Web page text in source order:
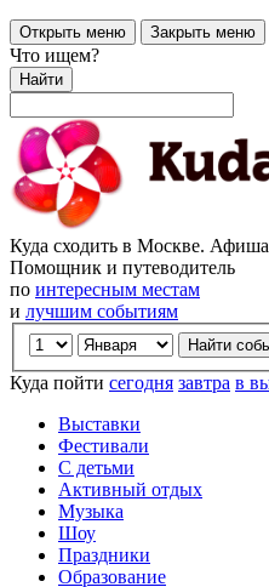
Открыть меню Закрыть меню
Что ищем?
Найти
Куда сходить в Москве. Афиша
Помощник и путеводитель
по интересным местам
и лучшим событиям
Куда пойти сегодня завтра в
Выставки
Фестивали
С детьми
Активный отдых
Музыка
Шоу
Праздники
Образование